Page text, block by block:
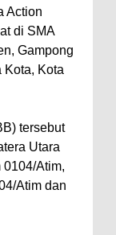
Action
di SMA
Gampong
Kota, Kota
tersebut
Utara
Atim,
Atim dan